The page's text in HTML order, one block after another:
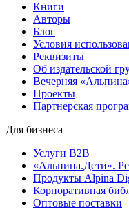
Книги
Авторы
Блог
Условия
Реквизиты
Об издательской
Вечерняя
Проекты
Партнерская
Для бизнеса
Услуги B2B
«Альпина.Дети».
Продукты Alpina
Корпоративная
Оптовые поставки